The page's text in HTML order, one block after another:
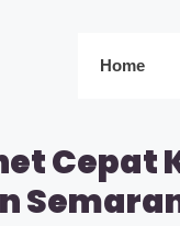
Home
Cepat